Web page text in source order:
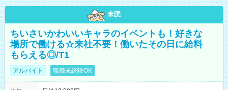
未読
ちいさいかわいいキャラのイベントも！好きな
場所で働ける☆来社不要！働いたその日に給料
もらえる◎/T1
アルバイト 職種未経験OK